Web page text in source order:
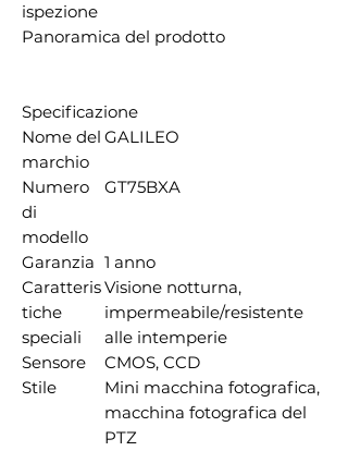
ispezione
Panoramica del prodotto
Specificazione
Nome del
marchio
GALILEO
Numero
di
modello
GT75BXA
Garanzia 1 anno
Caratteris
tiche
speciali
Visione notturna,
impermeabile/resistente
alle intemperie
Sensore
CMOS, CCD
Stile
Mini macchina fotografica,
macchina fotografica del
PTZ